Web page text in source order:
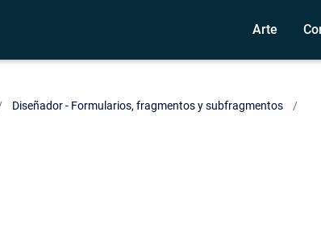
Arte
Diseñador - Formularios, fragmentos y subfragmentos